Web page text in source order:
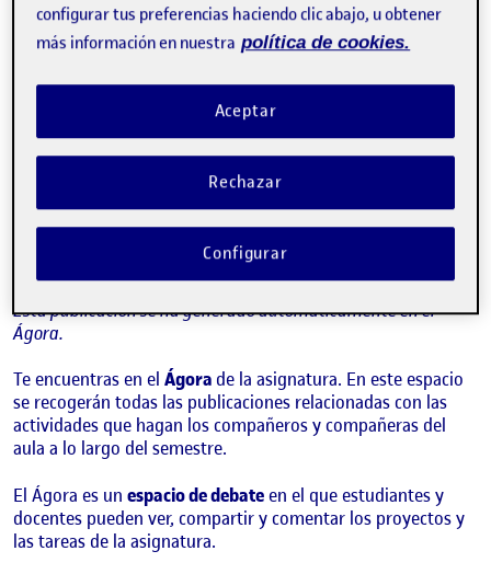
Publicado por¡Bienvenidos y bienvenidas!
Esta publicación se ha generado automáticamente en el
Ágora.
Te encuentras en el Ágora de la asignatura. En este espacio
se recogerán todas las publicaciones relacionadas con las
actividades que hagan los compañeros y compañeras del
aula a lo largo del semestre.
El Ágora es un espacio de debateen el que estudiantes y
docentes pueden ver, compartir y comentar los proyectos y
las tareas de la asignatura.
configurar tus preferencias haciendo clic abajo, u obtener
más información en nuestra política de cookies.
Rechazar
Aceptar
Configurar